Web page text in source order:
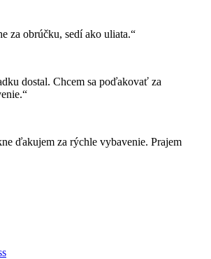
za obrúčku, sedí ako uliata.“
dostal. Chcem sa poďakovať za
ďakujem za rýchle vybavenie. Prajem